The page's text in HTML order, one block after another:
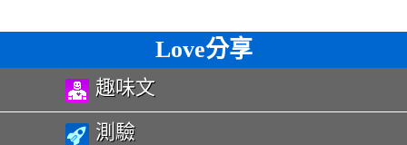
Love分享
趣味文
測驗